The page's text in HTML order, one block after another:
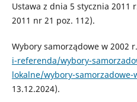
Ustawa z dnia 5 stycznia 2011
2011 nr 21 poz. 112).
Wybory samorządowe w 2002
i-referenda/wybory-
lokalne/wybory-
13.12.2024).